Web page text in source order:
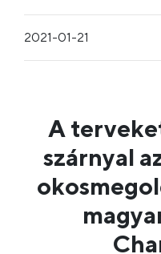
2021-01-21
A
szárnyal